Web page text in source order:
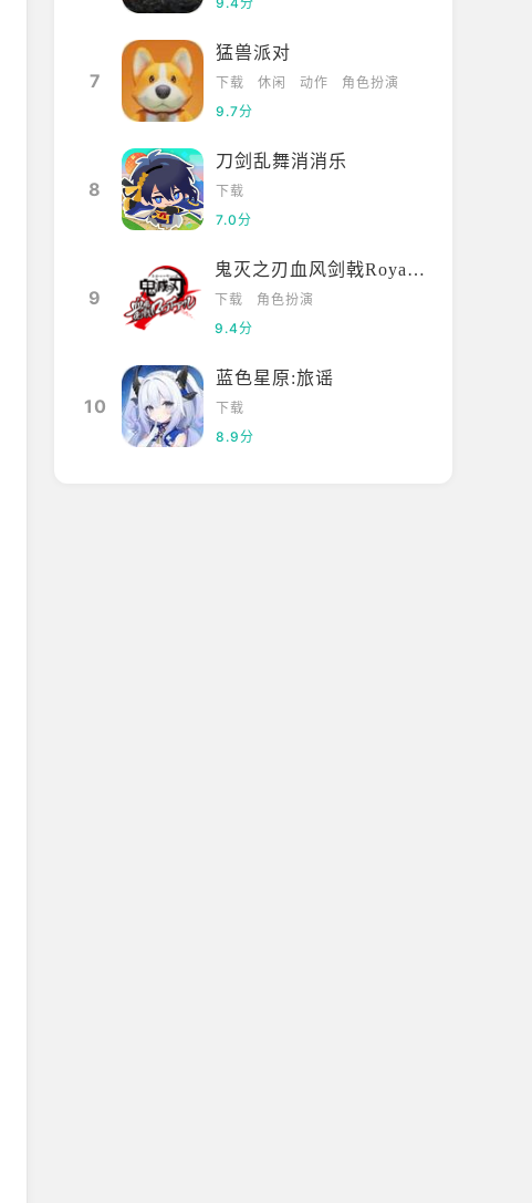
7
猛兽派对
下载 休闲 动作
角色扮演
9.7分
8
刀剑乱舞消消乐
下载
7.0分
9
鬼灭之刃血风剑戟Royale国际服
下载
角色扮演
9.4分
10
蓝色星原:旅谣
下载
8.9分